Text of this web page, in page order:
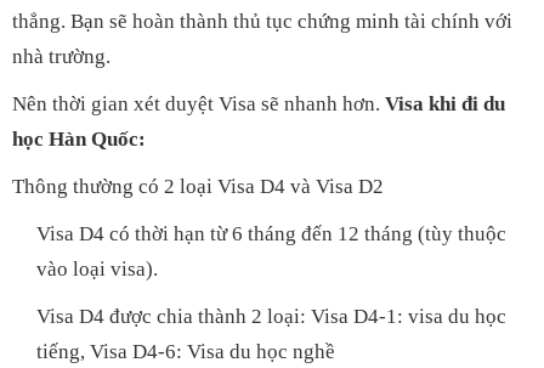
thẳng. Bạn sẽ hoàn thành thủ tục chứng minh tài chính với
nhà trường.
Nên thời gian xét duyệt Visa sẽ nhanh hơn. Visa khi đi du
học Hàn Quốc:
Thông thường có 2 loại Visa D4 và Visa D2
Visa D4 có thời hạn từ 6 tháng đến 12 tháng (tùy thuộc
vào loại visa).
Visa D4 được chia thành 2 loại: Visa D4-1: visa du học
tiếng, Visa D4-6: Visa du học nghề